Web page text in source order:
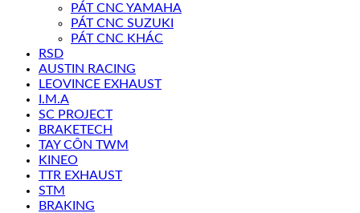
PÁT CNC YAMAHA
PÁT CNC SUZUKI
PÁT CNC KHÁC
RSD
AUSTIN RACING
LEOVINCE EXHAUST
I.M.A
SC PROJECT
BRAKETECH
TAY CÔN TWM
KINEO
TTR EXHAUST
STM
BRAKING